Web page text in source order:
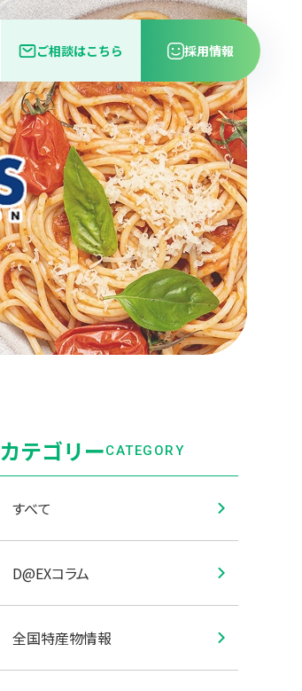
ご相談はこちら 採用情報
カテゴリーCATEGORY
すべて
D@EXコラム
全国特産物情報